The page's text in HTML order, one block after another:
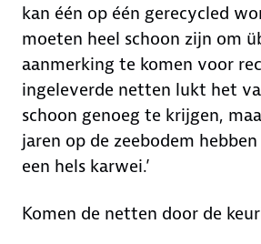
kan één op één gerecycled
moeten heel schoon zijn om
aanmerking te komen voor
ingeleverde netten lukt het
schoon genoeg te krijgen,
jaren op de zeebodem
een hels karwei.’
Komen de netten door de